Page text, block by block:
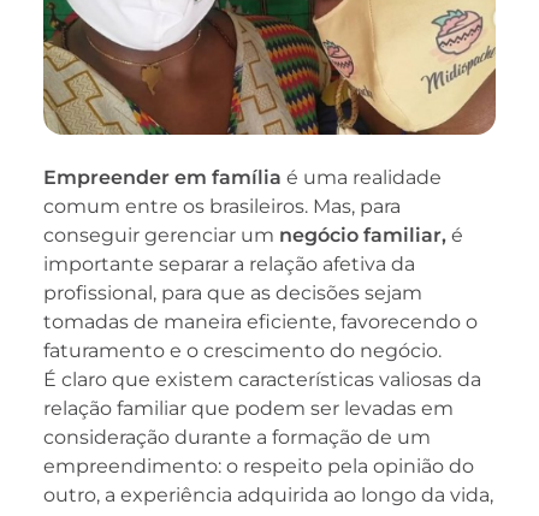
Empreender em família é uma realidade
comum entre os brasileiros. Mas, para
conseguir gerenciar um negócio familiar, é
importante separar a relação afetiva da
profissional, para que as decisões sejam
tomadas de maneira eficiente, favorecendo o
faturamento e o crescimento do negócio.
É claro que existem características valiosas da
relação familiar que podem ser levadas em
consideração durante a formação de um
empreendimento: o respeito pela opinião do
outro, a experiência adquirida ao longo da vida,